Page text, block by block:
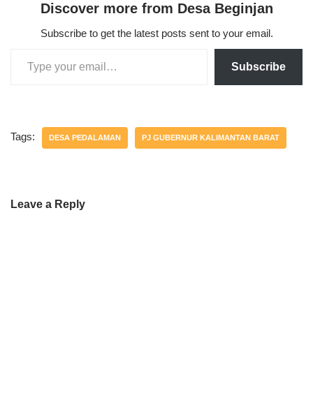
Discover more from Desa Beginjan
Subscribe to get the latest posts sent to your email.
Subscribe
Tags: DESA PEDALAMAN PJ GUBERNUR KALIMANTAN BARAT
Leave a Reply